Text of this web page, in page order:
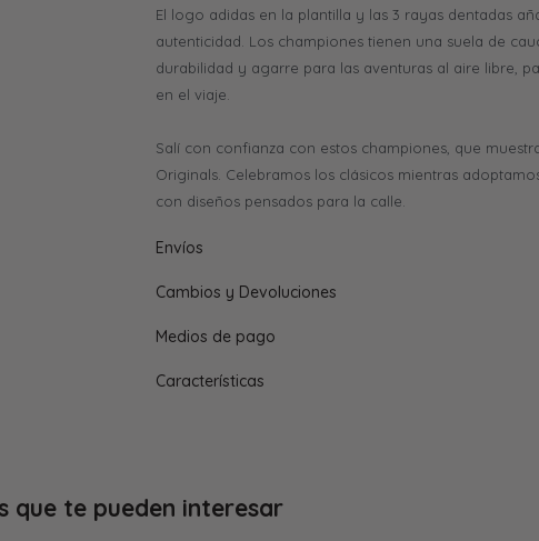
El logo adidas en la plantilla y las 3 rayas dentadas
autenticidad. Los championes tienen una suela de
durabilidad y agarre para las aventuras al aire libre,
en el viaje.
Salí con confianza con estos championes, que
Originals. Celebramos los clásicos mientras
con diseños pensados para la calle.
Envíos
Cambios y Devoluciones
Medios de pago
Características
que te pueden interesar